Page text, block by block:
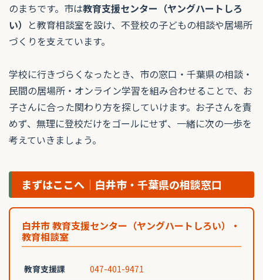
のまちです。市は教育支援センター（ヤングハートしろ
い） と教育相談室を設け、不登校の子どもの相談や居場所
づくりを支えています。
学校に行きづらくなったとき、市の窓口・千葉県の相談・
民間の居場所・オンライン学習を組み合わせることで、お
子さんに合った関わり方を探していけます。お子さんを責
めず、無理に登校だけをゴールにせず、一緒に次の一歩を
考えていきましょう。
まずはここへ｜白井市・千葉県の相談窓口
白井市 教育支援センター（ヤングハートしろい）・
教育相談室
教育支援課 047-401-9471